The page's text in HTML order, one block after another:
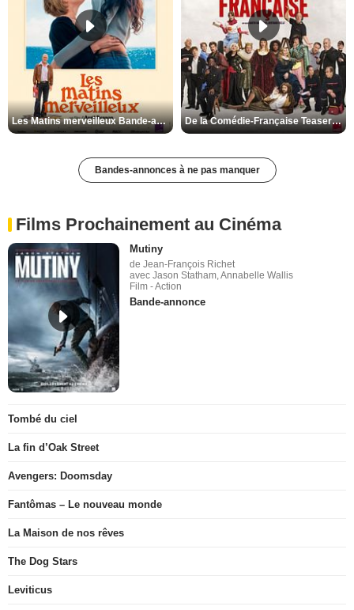
Les Matins merveilleux Bande-annonce VF De la Comédie-Française Teaser VF
Bandes-annonces à ne pas manquer
Films Prochainement au Cinéma
Mutiny
de Jean-François Richet
avec Jason Statham, Annabelle Wallis
Film - Action
Bande-annonce
Tombé du ciel
La fin d’Oak Street
Avengers: Doomsday
Fantômas – Le nouveau monde
La Maison de nos rêves
The Dog Stars
Leviticus